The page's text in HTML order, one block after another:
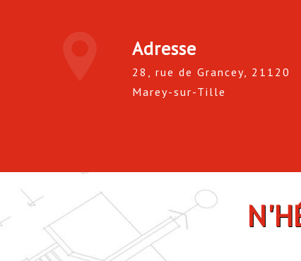
Adresse
28, rue de Grancey, 21120
Marey-sur-Tille